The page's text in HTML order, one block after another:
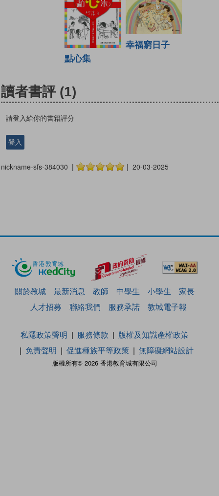
點心集
幸福窮日子
讀者書評 (1)
請登入給你的書籍評分
登入
nickname-sfs-384030 | | 20-03-2025
關於教城 最新消息 教師 中學生 小學生
家長
人才招募
聯絡我們 服務承諾 教城電子報
版權所有© 2026 香港教育城有限公司
私隱政策聲明 服務條款
版權及知識產權政策
免責聲明
促進種族平等政策 無障礙網站設計